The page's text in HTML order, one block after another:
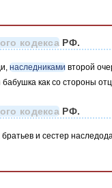
кодекса РФ.
наследниками второй
как со стороны
кодекса РФ.
и сестер